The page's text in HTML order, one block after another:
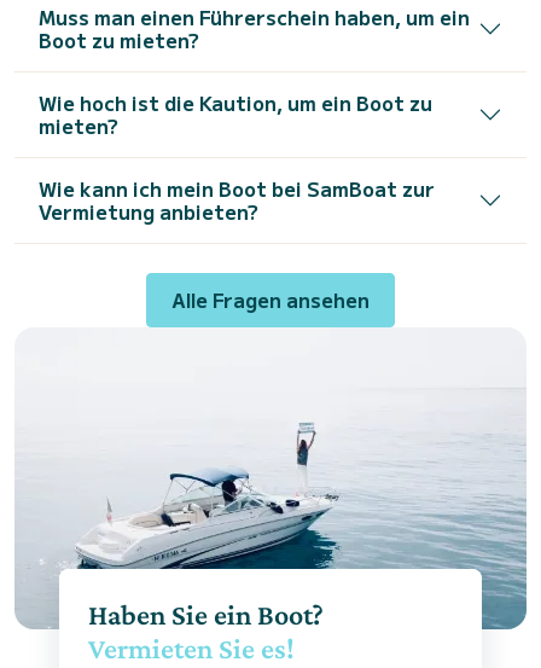
Muss man einen Führerschein haben, um ein
Boot zu mieten?
Wie hoch ist die Kaution, um ein Boot zu
mieten?
Wie kann ich mein Boot bei SamBoat zur
Vermietung anbieten?
Alle Fragen ansehen
Haben Sie ein Boot?
Vermieten Sie es!